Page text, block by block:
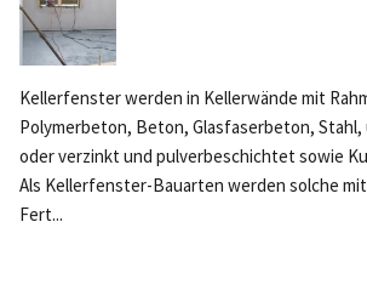
Kellerfenster werden in Kellerwände mit
Polymerbeton, Beton, Glasfaserbeton,
oder verzinkt und pulverbeschichtet sowie
Als Kellerfenster-Bauarten werden solche
Fert...